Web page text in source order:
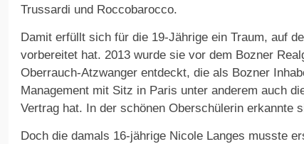
Trussardi und Roccobarocco.
Damit erfüllt sich für die 19-Jährige ein Traum, auf
vorbereitet hat. 2013 wurde sie vor dem Bozner
Oberrauch-Atzwanger entdeckt, die als Bozner
Management mit Sitz in Paris unter anderem auch
Vertrag hat. In der schönen Oberschülerin erkannte
Doch die damals 16-jährige Nicole Langes musste